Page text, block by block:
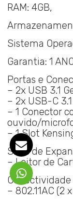
RAM: 4GB,
Sistema
Garantia: 1
Portas e
– 2x USB 3.1
– 2x USB-C
– 1 Conector
ouvido/
– 1 Slot
Slots de
– Leitor de
Conectividade
– 802.11AC (2